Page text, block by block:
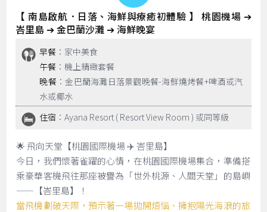
【 南島啟航．日落、海鮮與療癒初體驗 】 桃園機場 ➔
峇里島 ➔ 金巴蘭沙灘 ➔ 海鮮晚宴
早餐 ：家中美食
午餐 ：機上精緻套餐
晚餐 ：金巴蘭海灘日落景觀晚餐-海鮮燒烤餐+啤酒或汽
水或椰水
住宿 ：Ayana Resort ( Resort View Room ) 或同等級
🌟 飛向天堂【桃園國際機場 ✈️ 峇里島】
今日，我們懷著雀躍的心情，在桃園國際機場集合，準備搭
乘豪華客機飛往那座被譽為「世外桃源、人間天堂」的島嶼
——【峇里島】！
當飛機劃破天際，預示著一場拋開煩惱、擁抱陽光海浪的旅